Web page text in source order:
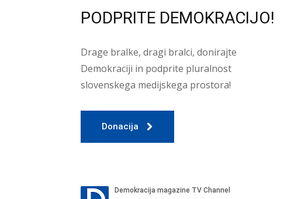
PODPRITE DEMOKRACIJO!
Drage bralke, dragi bralci, donirajte
Demokraciji in podprite pluralnost
slovenskega medijskega prostora!
Donacija